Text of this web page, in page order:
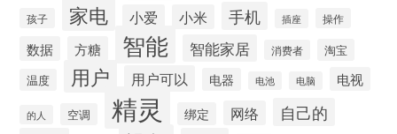
孩子 家电 小爱 小米 手机 插座 操作
数据 方糖 智能 智能家居 消费者
淘宝
温度
用户 用户可以 电器 电池 电脑 电视
的人 空调 精灵 绑定 网络 自己的